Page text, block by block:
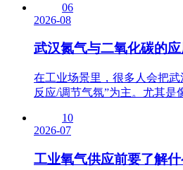
06
2026-08
武汉氮气与二氧化碳的
在工业场景里，很多人会把
反应/调节气氛”为主。尤其
10
2026-07
工业氧气供应前要了解